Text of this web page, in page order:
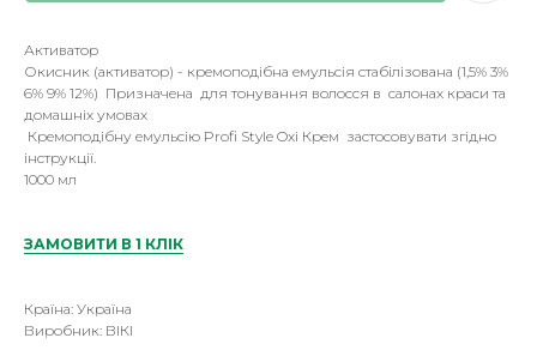
Активатор
Окисник (активатор) - кремоподібна емульсія стабілізована (1,5% 3%
6% 9% 12%) Призначена для тонування волосся в салонах краси та
домашніх умовах
Кремоподібну емульсію Profi Style Oxi Крем застосовувати згідно
інструкції.
1000 мл
ЗАМОВИТИ В 1 КЛІК
Країна: Україна
Виробник: ВІКІ